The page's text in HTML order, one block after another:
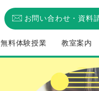
お問い合わせ ・ 資料
無料体験授業 教室案内